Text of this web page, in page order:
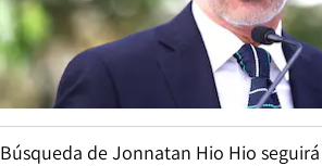
Búsqueda de Jonnatan Hio Hio